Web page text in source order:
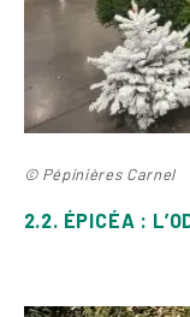
© Pépinières Carnel
2.2. ÉPICÉA :